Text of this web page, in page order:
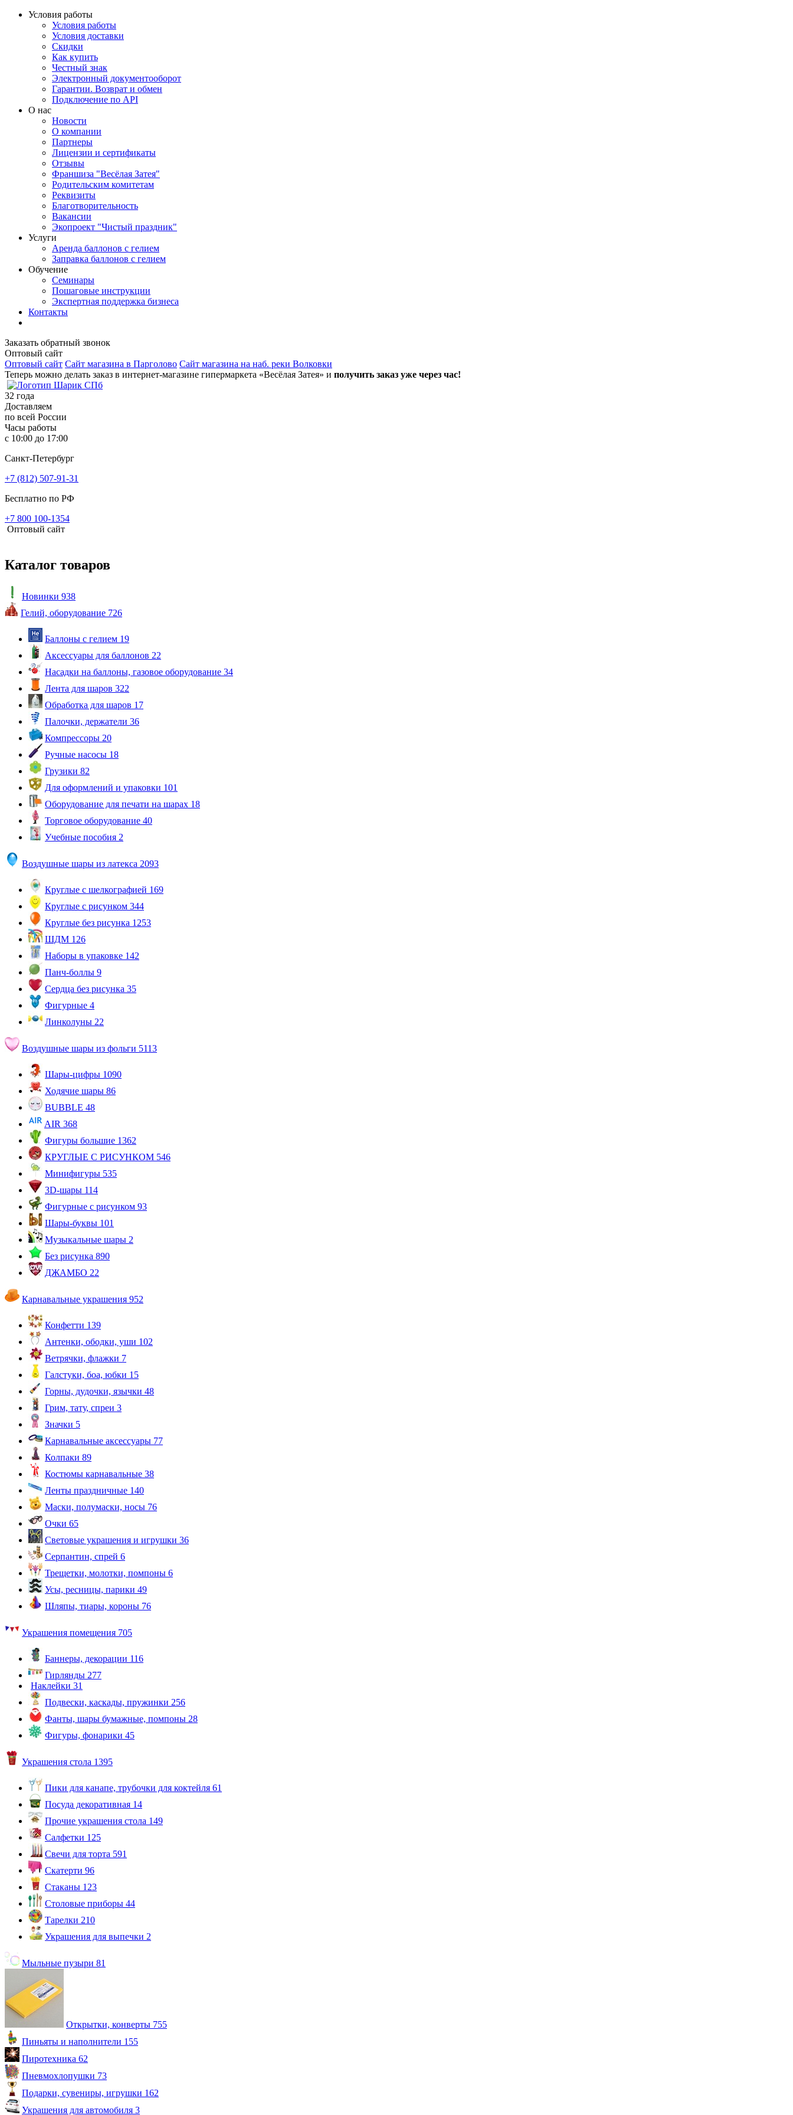
Условия работы
Условия работы
Условия доставки
Скидки
Как купить
Честный знак
Электронный документооборот
Гарантии. Возврат и обмен
Подключение по API
О нас
Новости
О компании
Партнеры
Лицензии и сертификаты
Отзывы
Франшиза "Весёлая Затея"
Родительским комитетам
Реквизиты
Благотворительность
Вакансии
Экопроект "Чистый праздник"
Услуги
Аренда баллонов с гелием
Заправка баллонов с гелием
Обучение
Семинары
Пошаговые инструкции
Экспертная поддержка бизнеса
Контакты
Заказать обратный звонок
Оптовый сайт
Оптовый сайт Сайт магазина в Парголово Сайт магазина на наб. реки Волковки
Теперь можно делать заказ в интернет-магазине гипермаркета «Весёлая Затея» и получить заказ уже через час!
32 года
Доставляем
по всей России
Часы работы
с 10:00 до 17:00
Санкт-Петербург
+7 (812) 507-91-31
Бесплатно по РФ
+7 800 100-1354
Оптовый сайт
Каталог товаров
Новинки 938
Гелий, оборудование 726
Баллоны с гелием 19
Аксессуары для баллонов 22
Насадки на баллоны, газовое оборудование 34
Лента для шаров 322
Обработка для шаров 17
Палочки, держатели 36
Компрессоры 20
Ручные насосы 18
Грузики 82
Для оформлений и упаковки 101
Оборудование для печати на шарах 18
Торговое оборудование 40
Учебные пособия 2
Воздушные шары из латекса 2093
Круглые с шелкографией 169
Круглые с рисунком 344
Круглые без рисунка 1253
ШДМ 126
Наборы в упаковке 142
Панч-боллы 9
Сердца без рисунка 35
Фигурные 4
Линколуны 22
Воздушные шары из фольги 5113
Шары-цифры 1090
Ходячие шары 86
BUBBLE 48
AIR 368
Фигуры большие 1362
КРУГЛЫЕ С РИСУНКОМ 546
Минифигуры 535
3D-шары 114
Фигурные с рисунком 93
Шары-буквы 101
Музыкальные шары 2
Без рисунка 890
ДЖАМБО 22
Карнавальные украшения 952
Конфетти 139
Антенки, ободки, уши 102
Ветрячки, флажки 7
Галстуки, боа, юбки 15
Горны, дудочки, язычки 48
Грим, тату, спреи 3
Значки 5
Карнавальные аксессуары 77
Колпаки 89
Костюмы карнавальные 38
Ленты праздничные 140
Маски, полумаски, носы 76
Очки 65
Световые украшения и игрушки 36
Серпантин, спрей 6
Трещетки, молотки, помпоны 6
Усы, ресницы, парики 49
Шляпы, тиары, короны 76
Украшения помещения 705
Баннеры, декорации 116
Гирлянды 277
Наклейки 31
Подвески, каскады, пружинки 256
Фанты, шары бумажные, помпоны 28
Фигуры, фонарики 45
Украшения стола 1395
Пики для канапе, трубочки для коктейля 61
Посуда декоративная 14
Прочие украшения стола 149
Салфетки 125
Свечи для торта 591
Скатерти 96
Стаканы 123
Столовые приборы 44
Тарелки 210
Украшения для выпечки 2
Мыльные пузыри 81
Открытки, конверты 755
Пиньяты и наполнители 155
Пиротехника 62
Пневмохлопушки 73
Подарки, сувениры, игрушки 162
Украшения для автомобиля 3